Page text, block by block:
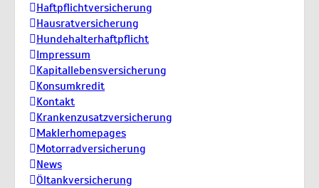
Haftpflichtversicherung
Hausratversicherung
Hundehalterhaftpflicht
Impressum
Kapitallebensversicherung
Konsumkredit
Kontakt
Krankenzusatzversicherung
Maklerhomepages
Motorradversicherung
News
Öltankversicherung